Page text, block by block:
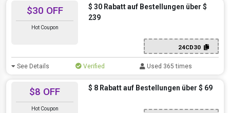
$30 OFF
Hot Coupon
$ 30 Rabatt auf Bestellungen über $
239
24CD30
See Details Verified Used 365 times
$8 OFF
Hot Coupon
$ 8 Rabatt auf Bestellungen über $ 69